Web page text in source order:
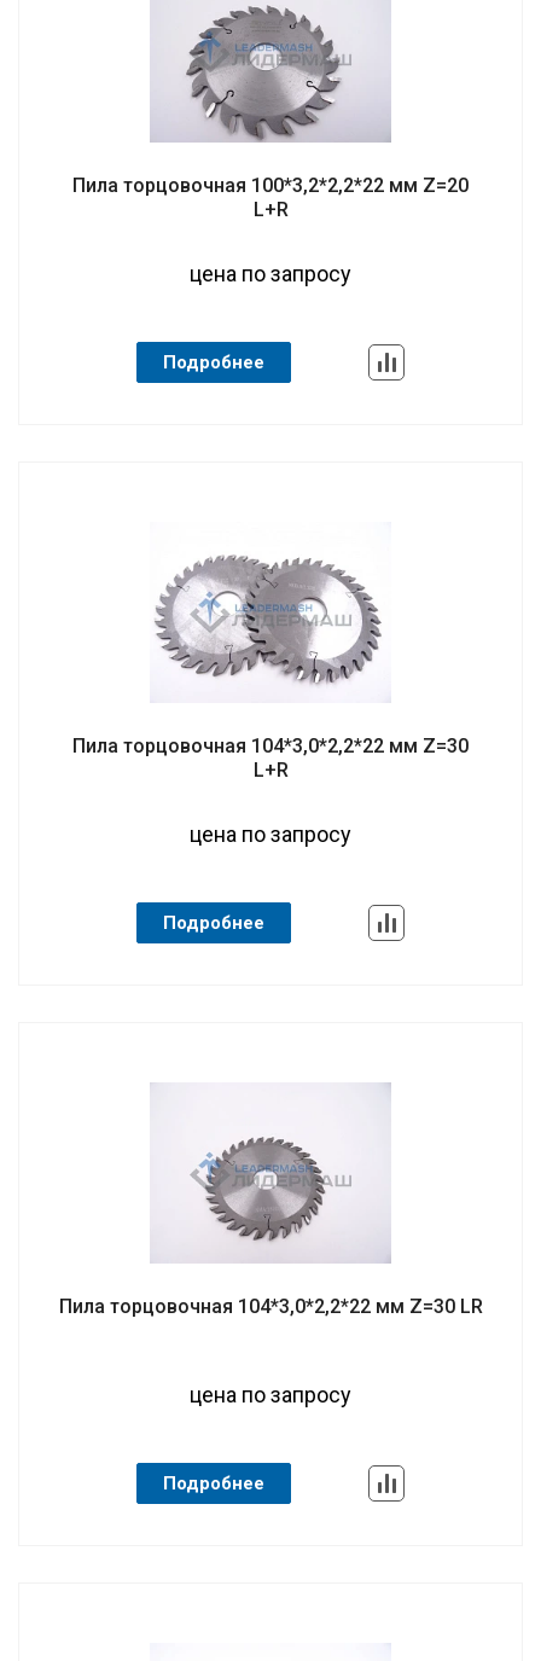
Пила торцовочная 100*3,2*2,2*22 мм Z=20
L+R
цена по запросу
Подробнее
Пила торцовочная 104*3,0*2,2*22 мм Z=30
L+R
цена по запросу
Подробнее
Пила торцовочная 104*3,0*2,2*22 мм Z=30 LR
цена по запросу
Подробнее